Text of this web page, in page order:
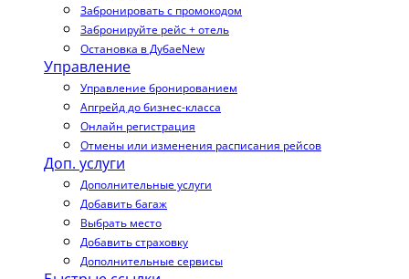
Забронировать с промокодом
Забронируйте рейс + отель
Остановка в ДубаеNew
Управление
Управление бронированием
Апгрейд до бизнес-класса
Онлайн регистрация
Отмены или изменения расписания рейсов
Доп. услуги
Дополнительные услуги
Добавить багаж
Выбрать место
Добавить страховку
Дополнительные сервисы